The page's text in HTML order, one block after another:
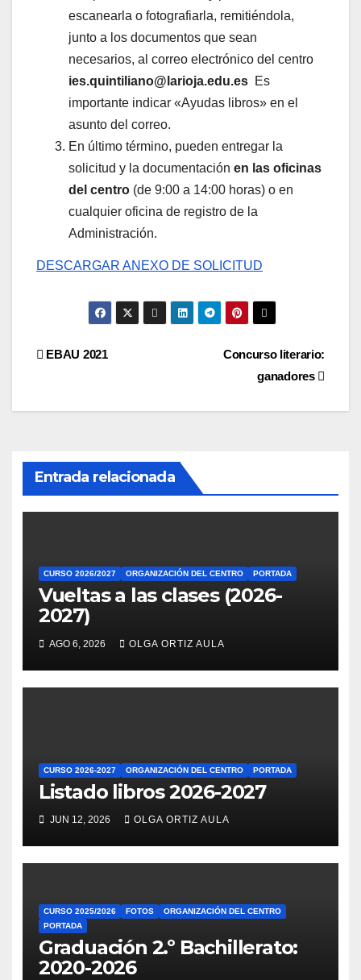
escanearla o fotografiarla, remitiéndola,
junto a los documentos que sean
necesarios, al correo electrónico del centro
ies.quintiliano@larioja.edu.es Es
importante indicar «Ayudas libros» en el
asunto del correo.
En último término, pueden entregar la
solicitud y la documentación en las oficinas
del centro (de 9:00 a 14:00 horas) o en
cualquier oficina de registro de la
Administración.
DESCARGAR ANEXO DE SOLICITUD
Navegación
Concurso literario:
ganadores
EBAU 2021
Entrada relacionada
CURSO 2026/2027 ORGANIZACIÓN DEL CENTRO PORTADA
Vueltas a las clases (2026-
2027)
AGO 6, 2026 OLGA ORTIZ AULA
CURSO 2026-2027 ORGANIZACIÓN DEL CENTRO PORTADA
Listado libros 2026-2027
JUN 12, 2026 OLGA ORTIZ AULA
CURSO 2025/2026 FOTOS
ORGANIZACIÓN DEL CENTRO
PORTADA
Graduación 2.º Bachillerato:
2020-2026